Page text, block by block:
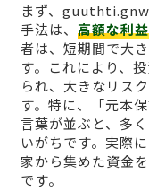
まず、
手法は、 高額な利
者は、短期間で大
す。これにより、
られ、大きなリス
す。特に、「元本
言葉が並ぶと、多
いがちです。実際
家から集めた資金
です。